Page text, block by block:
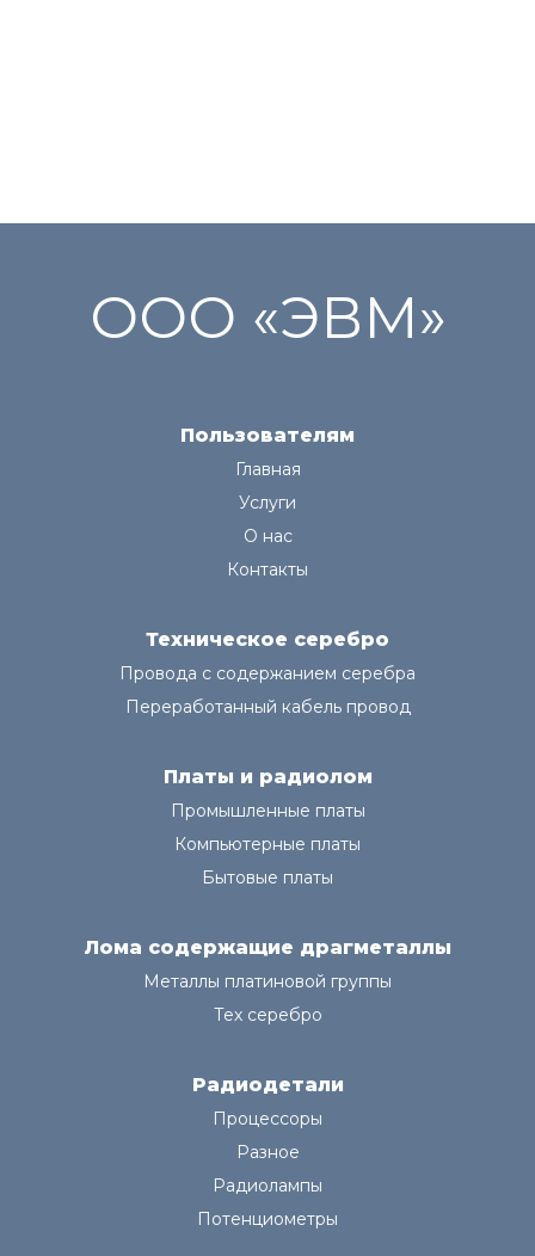
ООО «ЭВМ»
Пользователям
Главная
Услуги
О нас
Контакты
Техническое серебро
Провода с содержанием серебра
Переработанный кабель провод
Платы и радиолом
Промышленные платы
Компьютерные платы
Бытовые платы
Лома содержащие драгметаллы
Металлы платиновой группы
Тех серебро
Радиодетали
Процессоры
Разное
Радиолампы
Потенциометры